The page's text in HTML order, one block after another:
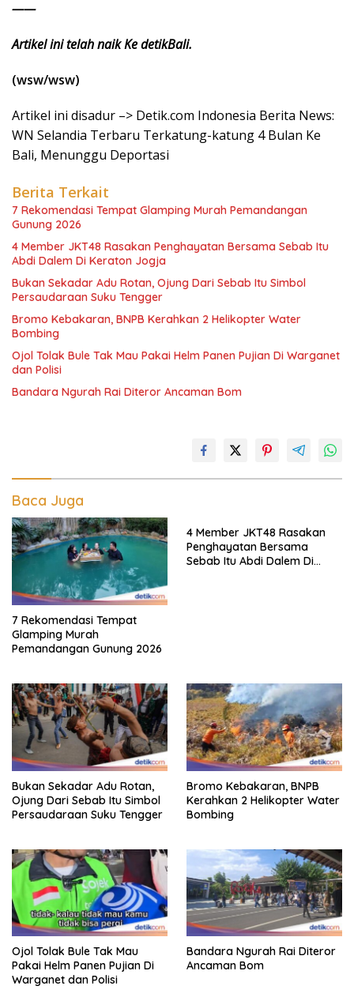
——
Artikel ini telah naik Ke detikBali.
(wsw/wsw)
Artikel ini disadur –> Detik.com Indonesia Berita News:
WN Selandia Terbaru Terkatung-katung 4 Bulan Ke
Bali, Menunggu Deportasi
Berita Terkait
7 Rekomendasi Tempat Glamping Murah Pemandangan
Gunung 2026
4 Member JKT48 Rasakan Penghayatan Bersama Sebab Itu
Abdi Dalem Di Keraton Jogja
Bukan Sekadar Adu Rotan, Ojung Dari Sebab Itu Simbol
Persaudaraan Suku Tengger
Bromo Kebakaran, BNPB Kerahkan 2 Helikopter Water
Bombing
Ojol Tolak Bule Tak Mau Pakai Helm Panen Pujian Di Warganet
dan Polisi
Bandara Ngurah Rai Diteror Ancaman Bom
Baca Juga
7 Rekomendasi Tempat
Glamping Murah
Pemandangan Gunung 2026
4 Member JKT48 Rasakan
Penghayatan Bersama
Sebab Itu Abdi Dalem Di
Bukan Sekadar Adu Rotan,
Ojung Dari Sebab Itu Simbol
Persaudaraan Suku Tengger
Bromo Kebakaran, BNPB
Kerahkan 2 Helikopter Water
Bombing
Ojol Tolak Bule Tak Mau
Pakai Helm Panen Pujian Di
Warganet dan Polisi
Bandara Ngurah Rai Diteror
Ancaman Bom